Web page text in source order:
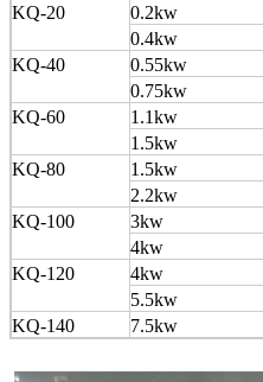
KQ-20
0.2kw
0.4kw
KQ-40
0.55kw
0.75kw
KQ-60
1.1kw
1.5kw
KQ-80
1.5kw
2.2kw
KQ-100
3kw
4kw
KQ-120
4kw
5.5kw
KQ-140
7.5kw